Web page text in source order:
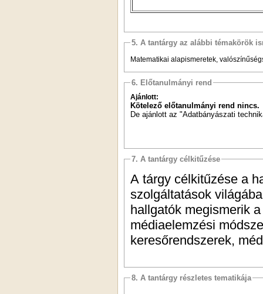
5. A tantárgy az alábbi témakörök
Matematikai alapismeretek,
6. Előtanulmányi rend
Ajánlott:
Kötelező előtanulmányi rend nincs.
De ajánlott az "Adatbányászati
7. A tantárgy célkitűzése
A tárgy célkitűzése a
szolgáltatások
hallgatók megismerik
médiaelemzési
keresőrendszerek,
8. A tantárgy részletes tematikája